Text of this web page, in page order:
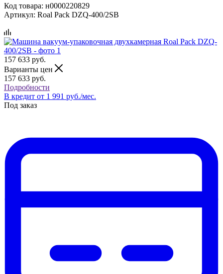
Код товара: н0000220829
Артикул: Roal Pack DZQ-400/2SB
157 633 руб.
Варианты цен
157 633 руб.
Подробности
В кредит от 1 991 руб./мес.
Под заказ